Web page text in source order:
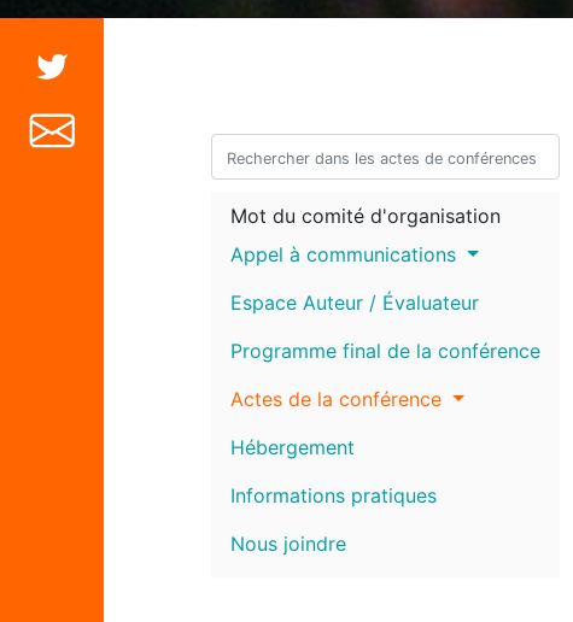
Mot du comité d'organisation
Appel à communications
Espace Auteur / Évaluateur
Programme final de la conférence
Actes de la conférence
Hébergement
Informations pratiques
Nous joindre